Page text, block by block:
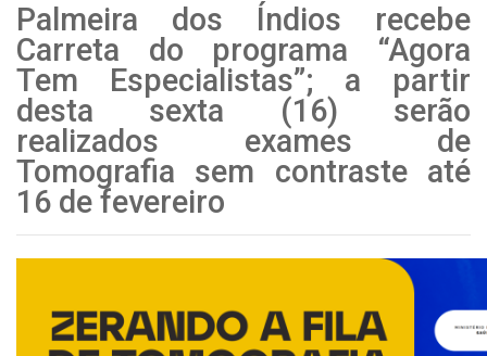
Palmeira dos Índios recebe
Carreta do programa “Agora
Tem Especialistas”; a partir
desta sexta (16) serão
realizados exames de
Tomografia sem contraste até
16 de fevereiro